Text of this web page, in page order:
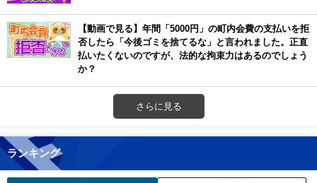
【動画で見る】年間「5000円」の町内会費の支払いを拒
否したら「今後ゴミを捨てるな」と言われました。正直
払いたくないのですが、法的な拘束力はあるのでしょう
か？
さらに見る
ランキング